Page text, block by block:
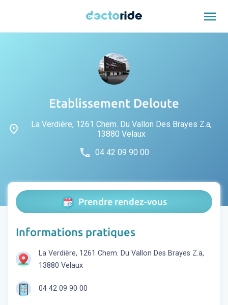
menu
Etablissement Deloute
place
La Verdière, 1261 Chem. Du Vallon Des Brayes Z.a,
13880 Velaux
phone 04 42 09 90 00
Prendre rendez-vous
Informations pratiques
La Verdière, 1261 Chem. Du Vallon Des Brayes Z.a,
13880 Velaux
04 42 09 90 00